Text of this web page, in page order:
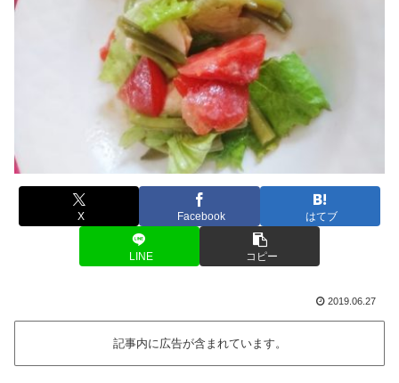
X Facebook はてブ
LINE コピー
2019.06.27
記事内に広告が含まれています。